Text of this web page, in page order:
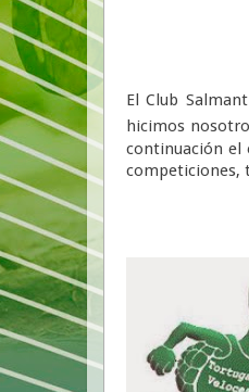
El Club
hicimos
continuación el
competiciones,